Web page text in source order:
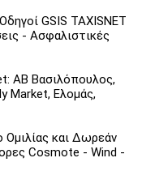
GSIS TAXISNET
- Ασφαλιστικές
ΑΒ Βασιλόπουλος,
Market, Ελομάς,
και Δωρεάν
Cosmote - Wind -